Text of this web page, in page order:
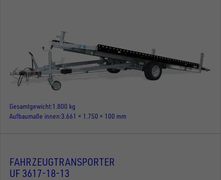
Gesamtgewicht 1.800 kg
Aufbaumaße innen 3.661 × 1.750 × 100 mm
FAHRZEUGTRANSPORTER
UF 3617-18-13